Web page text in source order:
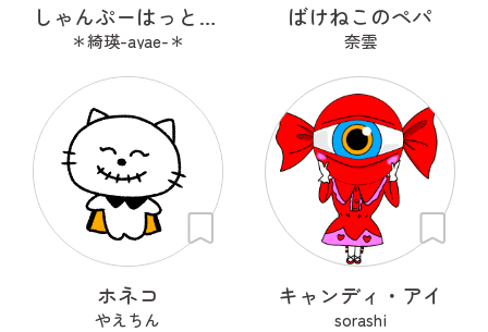
しゃんぷーはっときゃっと
＊綺瑛-ayae-＊
ばけねこのペパ
奈雲
ホネコ
やえちん
キャンディ・アイ
sorashi